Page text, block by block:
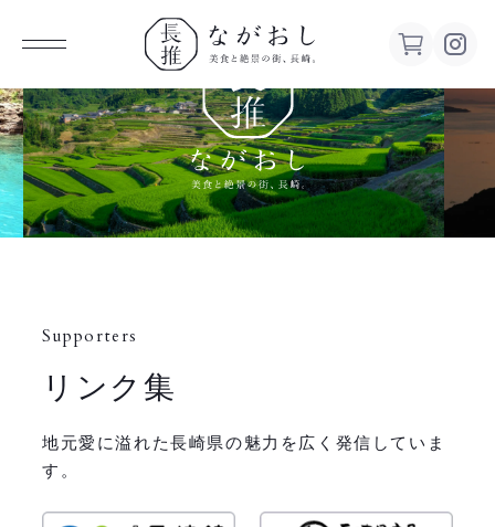
ながお
し 美食
と絶景の
Supporters
リンク集
地元愛に溢れた長崎県の魅力を広く発信していま
す。